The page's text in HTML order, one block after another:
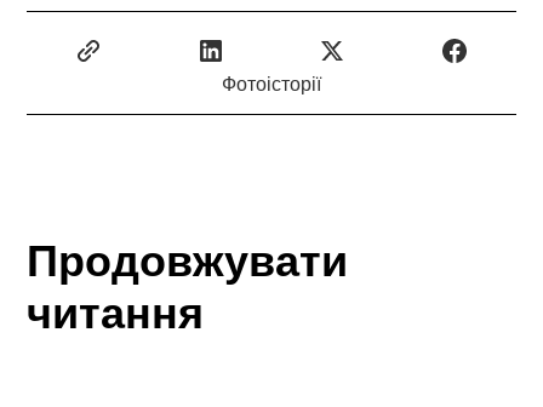
Фотоісторії
Продовжувати
читання